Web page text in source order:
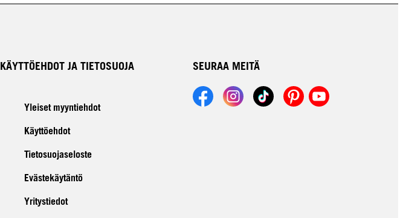
KÄYTTÖEHDOT JA TIETOSUOJA
Yleiset myyntiehdot
Käyttöehdot
Tietosuojaseloste
Evästekäytäntö
Yritystiedot
SEURAA MEITÄ